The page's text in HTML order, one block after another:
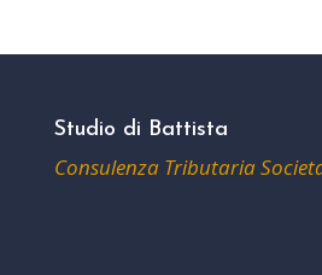
Studio di Battista
Consulenza Tributaria